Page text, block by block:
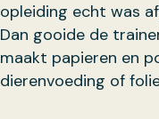
opleiding echt was
Dan gooide de
maakt papieren en
dierenvoeding of